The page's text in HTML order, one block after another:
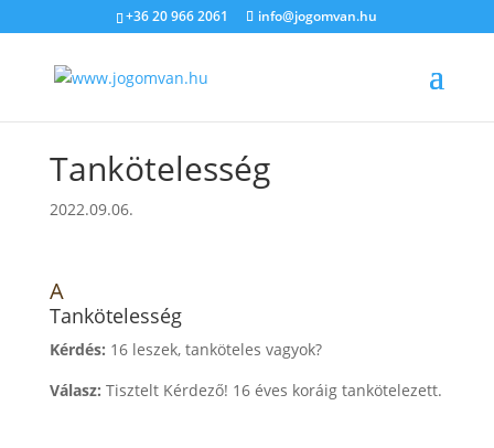
+36 20 966 2061 info@jogomvan.hu
Tankötelesség
2022.09.06.
A
Tankötelesség
Kérdés: 16 leszek, tanköteles vagyok?
Válasz: Tisztelt Kérdező! 16 éves koráig tankötelezett.